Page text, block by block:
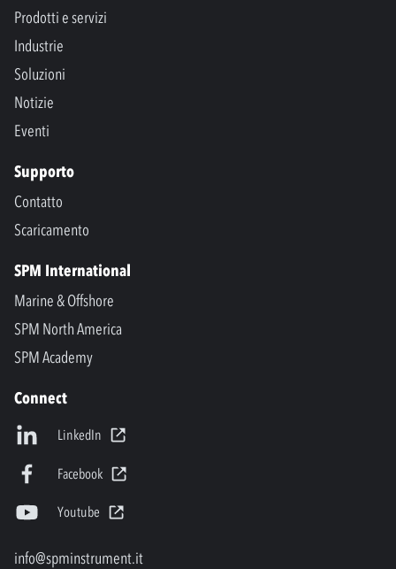
Prodotti e servizi
Industrie
Soluzioni
Notizie
Eventi
Supporto
Contatto
Scaricamento
SPM International
Marine & Offshore
SPM North America
SPM Academy
Connect
LinkedIn
Facebook
Youtube
info@spminstrument.it